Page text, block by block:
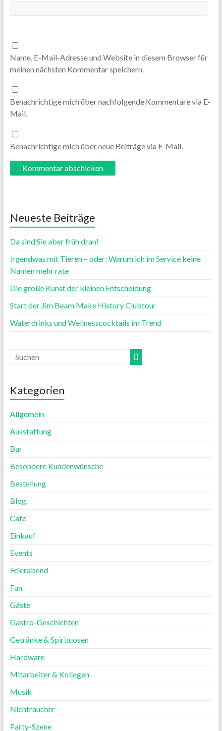
Name, E-Mail-Adresse und Website in diesem Browser für
meinen nächsten Kommentar speichern.
Benachrichtige mich über nachfolgende Kommentare via E-
Mail.
Benachrichtige mich über neue Beiträge via E-Mail.
Neueste Beiträge
Da sind Sie aber früh dran!
Irgendwas mit Tieren – oder: Warum ich im Service keine
Namen mehr rate
Die große Kunst der kleinen Entscheidung
Start der Jim Beam Make History Clubtour
Waterdrinks und Wellnesscocktails im Trend
Kategorien
Allgemein
Ausstattung
Bar
Besondere Kundenwünsche
Bestellung
Blog
Cafe
Einkauf
Events
Feierabend
Fun
Gäste
Gastro-Geschichten
Getränke & Spirituosen
Hardware
Mitarbeiter & Kollegen
Musik
Nichtraucher
Party-Szene